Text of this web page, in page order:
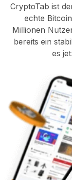
CryptoTab ist
echte
Millionen
bereits ein
es